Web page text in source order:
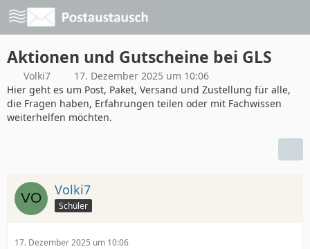
Aktionen und Gutscheine bei GLS
Volki7
17. Dezember 2025 um 10:06
Hier geht es um Post, Paket, Versand und Zustellung für alle,
die Fragen haben, Erfahrungen teilen oder mit Fachwissen
weiterhelfen möchten.
Volki7
Schüler
17. Dezember 2025 um 10:06